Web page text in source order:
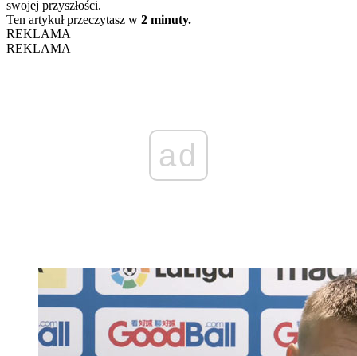
swojej przyszłości.
Ten artykuł przeczytasz w 2 minuty.
REKLAMA
REKLAMA
ad